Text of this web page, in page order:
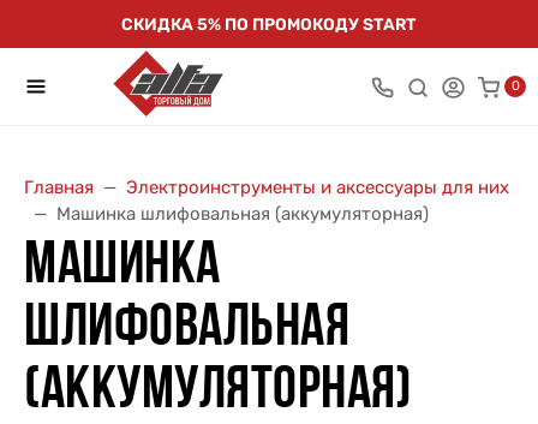
СКИДКА 5% ПО ПРОМОКОДУ START
0
Главная
Электроинструменты и аксессуары для них
Машинка шлифовальная (аккумуляторная)
МАШИНКА
ШЛИФОВАЛЬНАЯ
(АККУМУЛЯТОРНАЯ)